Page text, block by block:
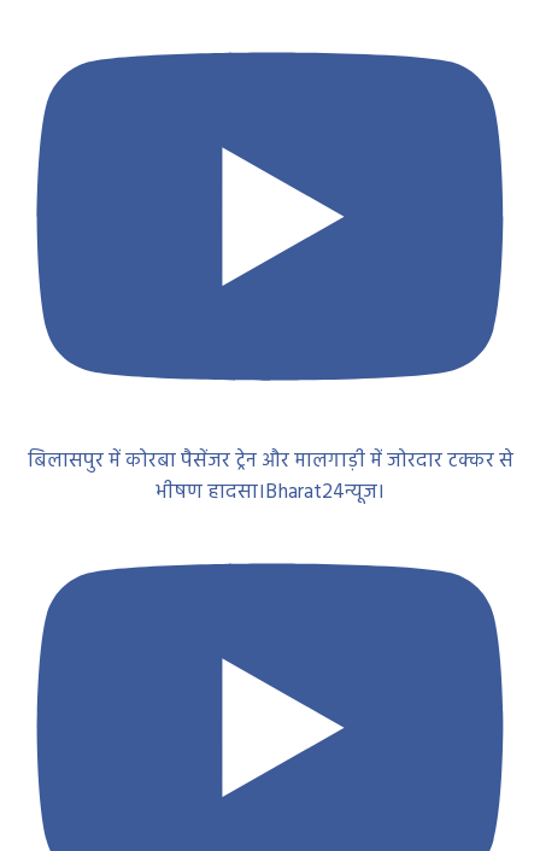
बिलासपुर में कोरबा पैसेंजर ट्रेन और मालगाड़ी में जोरदार टक्कर से
भीषण हादसा।Bharat24न्यूज।